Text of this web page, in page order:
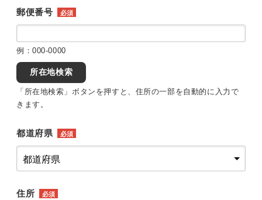
郵便番号 必須
例：000-0000
所在地検索
「所在地検索」ボタンを押すと、住所の一部を自動的に入力で
きます。
都道府県 必須
住所 必須